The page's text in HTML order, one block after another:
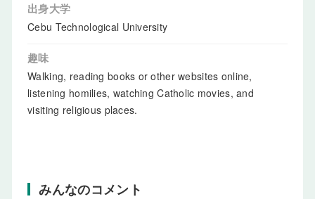
出身大学
Cebu Technological University
趣味
Walking, reading books or other websites online,
listening homilies, watching Catholic movies, and
visiting religious places.
みんなのコメント